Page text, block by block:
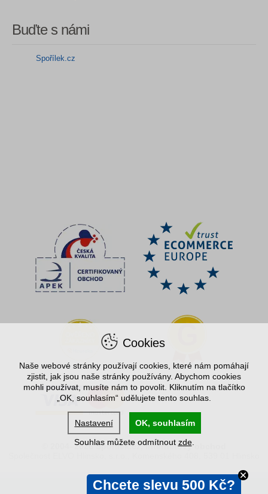
Buďte s námi
Spořílek.cz
© 2004–2026 Spořílek.cz, internetový obchod
Cookies
Naše webové stránky používají cookies, které nám pomáhají
zjistit, jak jsou naše stránky používány. Abychom cookies
mohli používat, musíte nám to povolit. Kliknutím na tlačítko
„OK, souhlasím“ udělujete tento souhlas.
Nastavení
OK, souhlasím
Souhlas můžete odmítnout zde.
Chcete slevu 500 Kč?